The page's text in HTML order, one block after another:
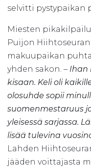
selvitti pystypaikan
Miesten
Puijon Hiihtoseuran
makuupaikan
yhden sakon. – Ihan
kisaan. Keli oli
olosuhde sopii
suomenmestaruus
yleisessä sarjassa.
lisää tulevina
Lahden
jääden voittajasta